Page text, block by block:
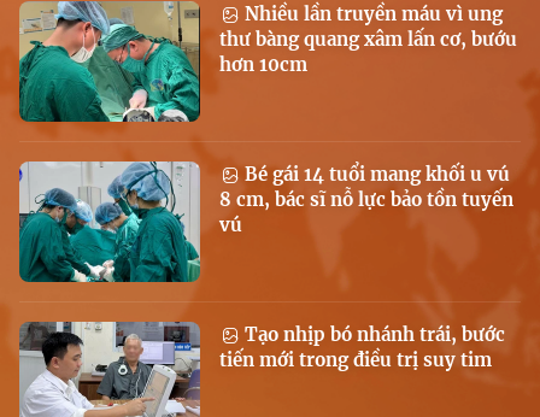
Nhiều lần truyền máu vì ung
thư bàng quang xâm lấn cơ, bướu
hơn 10cm
Bé gái 14 tuổi mang khối u vú
8 cm, bác sĩ nỗ lực bảo tồn tuyến
vú
Tạo nhịp bó nhánh trái, bước
tiến mới trong điều trị suy tim